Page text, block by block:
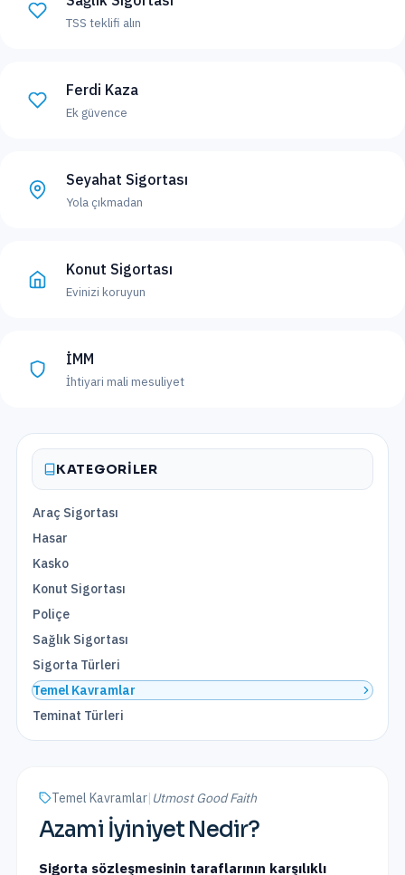
TSS teklifi alın
Ferdi Kaza
Ek güvence
Seyahat Sigortası
Yola çıkmadan
Konut Sigortası
Evinizi koruyun
İMM
İhtiyari mali mesuliyet
KATEGORILER
Araç Sigortası
Hasar
Kasko
Konut Sigortası
Poliçe
Sağlık Sigortası
Sigorta Türleri
Temel Kavramlar
Teminat Türleri
Temel Kavramlar| Utmost Good Faith
Azami İyiniyet Nedir?
Sigorta sözleşmesinin taraflarının karşılıklı